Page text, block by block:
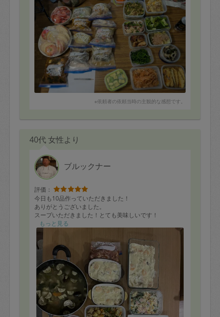
作って頂きました。
今回はまだ頂いていませんが、前回作って頂いた肉じゃ
が、筑前煮、
親子丼などおいしかったです。
※依頼者の依頼当時の主観的な感想です。
40代 女性より
ブルックナー
評価：
今日も10品作っていただきました！
ありがとうございました。
スープいただきました！とても美味しいです！
もっと見る